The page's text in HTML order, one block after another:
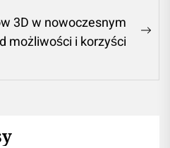
3D w nowoczesnym
możliwości i korzyści